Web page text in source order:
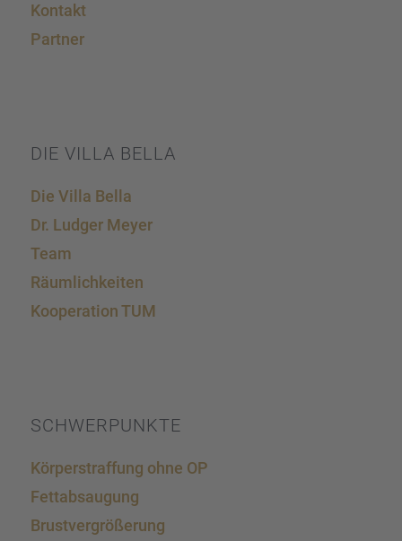
Kontakt
Partner
DIE VILLA BELLA
Die Villa Bella
Dr. Ludger Meyer
Team
Räumlich­kei­ten
Koope­ra­tion TUM
SCHWER­PUNKTE
Körper­straf­fung ohne OP
Fettab­sau­gung
Brust­ver­grö­ße­rung